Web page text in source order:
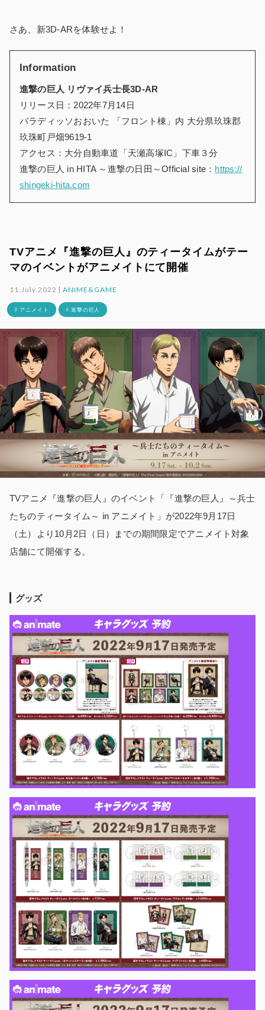
さあ、新3D-ARを体験せよ！
Information
進撃の巨人 リヴァイ兵士長3D-AR
リリース日：2022年7月14日
パラディッソおおいた 「フロント棟」内 大分県玖珠郡
玖珠町戸畑9619-1
アクセス：大分自動車道「天瀬高塚IC」下車３分
進撃の巨人 in HITA ～進撃の日田～Official site： https://
shingeki-hita.com
TVアニメ『進撃の巨人』のティータイムがテー
マのイベントがアニメイトにて開催
11.July.2022 |ANIME&GAME
# アニメイト # 進撃の巨人
TVアニメ『進撃の巨人』のイベント「『進撃の巨人』～兵士
たちのティータイム～ in アニメイト」が2022年9月17日
（土）より10月2日（日）までの期間限定でアニメイト対象
店舗にて開催する。
グッズ